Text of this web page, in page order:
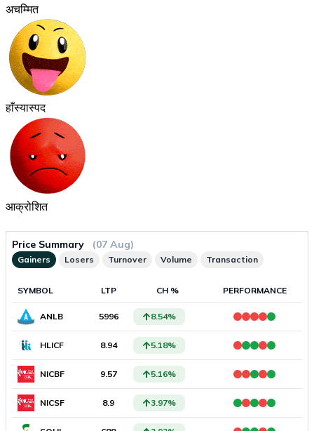
अचम्मित
हाँस्यास्पद
आक्रोशित